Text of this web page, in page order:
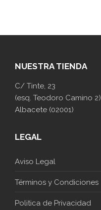
NUESTRA TIENDA
C/ Tinte, 23
(esq. Teodoro Camino 2)
Albacete (02001)
LEGAL
Aviso Legal
Términos y Condiciones
Politica de Privacidad